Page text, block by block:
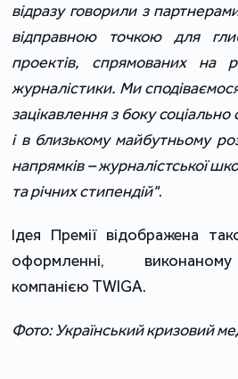
відразу говорили з
відправною точкою для
проектів, спрямованих на
журналістики. Ми
зацікавлення з боку соціально
і в близькому майбутньому
напрямків – журналістської
та річних стипендій".
Ідея Премії відображена
оформленні,
компанією TWIGA.
Фото: Український кризовий